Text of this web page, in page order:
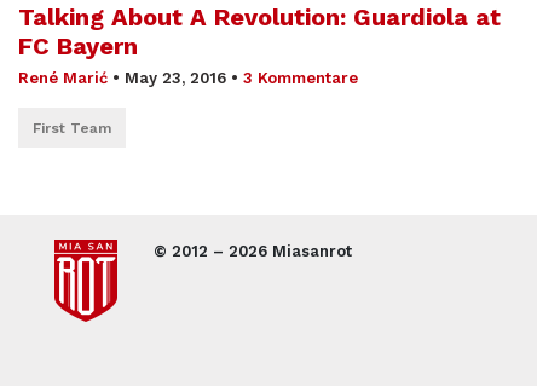
Talking About A Revolution: Guardiola at
FC Bayern
René Marić • May 23, 2016 • 3 Kommentare
First Team
© 2012 – 2026 Miasanrot